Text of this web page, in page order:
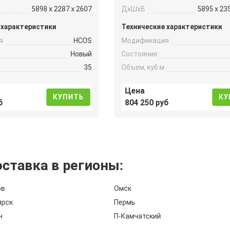
5898 x 2287 x 2607
HCOS
Новый
35
КУПИТЬ
ДxШxВ
5895 x
Технические характеристики
Модификация
Состояние
Объем, куб.м
Цена
804 250 руб
в регионы:
Омск
Пермь
П-Камчатский